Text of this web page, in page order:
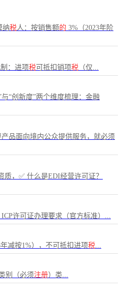
纳税人：按销售额的 3%（2023年阶
：进项税可抵扣销项税 （仅...
“创新度”两个维度梳理：金融
品面向境内公众提供服务，就必须
质，✅ 什么是EDI经营许可证？
许可证办理要求（官方标准）...
减按1%），不可抵扣进项税...
别（必须注册）类...